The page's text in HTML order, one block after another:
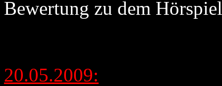
Bewertung zu dem
20.05.2009: